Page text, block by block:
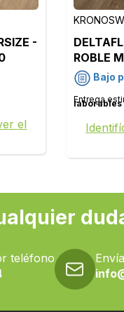
-
el
ROBLE
Bajo
Entrega
laborables
teléfono